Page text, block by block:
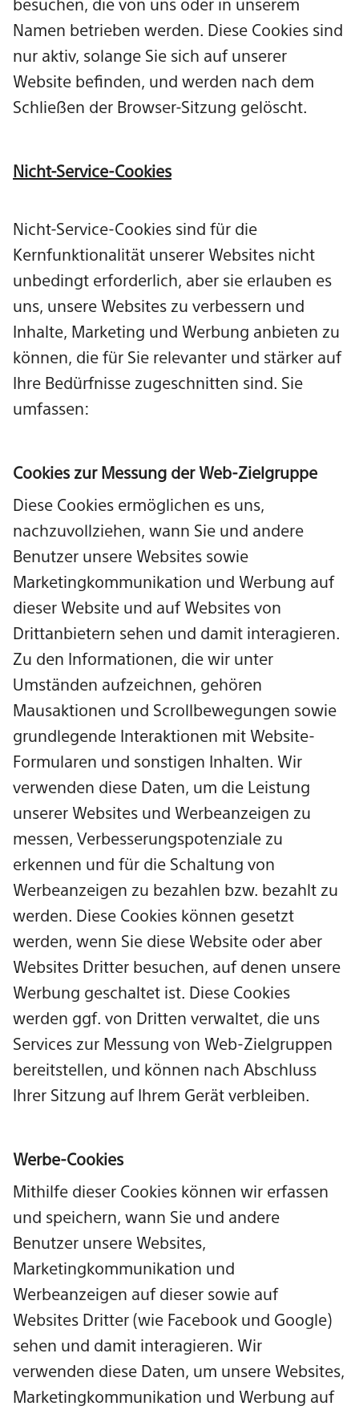
Namen betrieben werden. Diese Cookies sind
nur aktiv, solange Sie sich auf unserer
Website befinden, und werden nach dem
Schließen der Browser-Sitzung gelöscht.
Nicht-Service-Cookies
Nicht-Service-Cookies sind für die
Kernfunktionalität unserer Websites nicht
unbedingt erforderlich, aber sie erlauben es
uns, unsere Websites zu verbessern und
Inhalte, Marketing und Werbung anbieten zu
können, die für Sie relevanter und stärker auf
Ihre Bedürfnisse zugeschnitten sind. Sie
umfassen:
Cookies zur Messung der Web-Zielgruppe
Diese Cookies ermöglichen es uns,
nachzuvollziehen, wann Sie und andere
Benutzer unsere Websites sowie
Marketingkommunikation und Werbung auf
dieser Website und auf Websites von
Drittanbietern sehen und damit interagieren.
Zu den Informationen, die wir unter
Umständen aufzeichnen, gehören
Mausaktionen und Scrollbewegungen sowie
grundlegende Interaktionen mit Website-
Formularen und sonstigen Inhalten. Wir
verwenden diese Daten, um die Leistung
unserer Websites und Werbeanzeigen zu
messen, Verbesserungspotenziale zu
erkennen und für die Schaltung von
Werbeanzeigen zu bezahlen bzw. bezahlt zu
werden. Diese Cookies können gesetzt
werden, wenn Sie diese Website oder aber
Websites Dritter besuchen, auf denen unsere
Werbung geschaltet ist. Diese Cookies
werden ggf. von Dritten verwaltet, die uns
Services zur Messung von Web-Zielgruppen
bereitstellen, und können nach Abschluss
Ihrer Sitzung auf Ihrem Gerät verbleiben.
Werbe-Cookies
Mithilfe dieser Cookies können wir erfassen
und speichern, wann Sie und andere
Benutzer unsere Websites,
Marketingkommunikation und
Werbeanzeigen auf dieser sowie auf
Websites Dritter (wie Facebook und Google)
sehen und damit interagieren. Wir
verwenden diese Daten, um unsere Websites,
Marketingkommunikation und Werbung auf